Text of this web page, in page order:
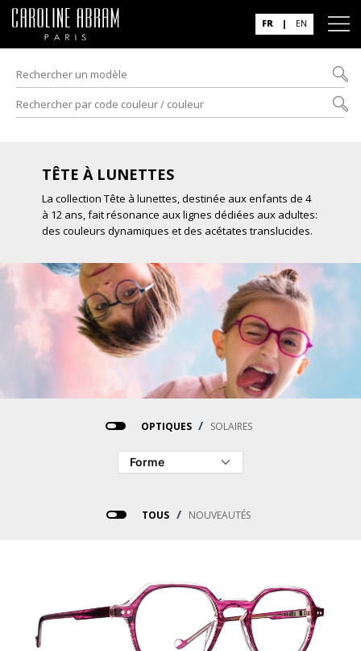
FR | EN
TÊTE À LUNETTES
La collection Tête à lunettes, destinée aux enfants de 4
à 12 ans, fait résonance aux lignes dédiées aux adultes:
des couleurs dynamiques et des acétates translucides.
OPTIQUES / SOLAIRES
TOUS / NOUVEAUTÉS